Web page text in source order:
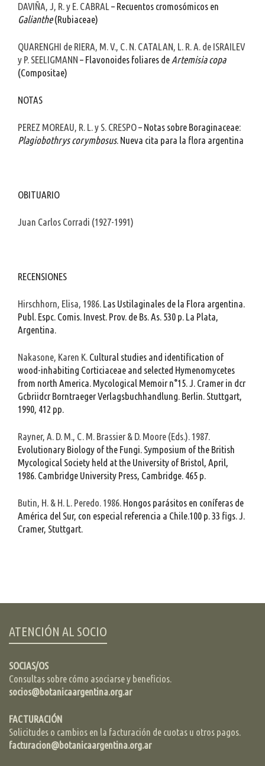
DAVIÑA, J, R. y E. CABRAL – Recuentos cromosómicos en
Galianthe(Rubiaceae)
QUARENGHI de RIERA, M. V., C. N. CATALAN, L. R. A. de ISRAILEV
y P. SEELIGMANN – Flavonoides foliares de Artemisia copa
(Compositae)
NOTAS
PEREZ MOREAU, R. L. y S. CRESPO– Notas sobre Boraginaceae:
Plagiobothrys corymbosus. Nueva cita para la flora argentina
OBITUARIO
Juan Carlos Corradi (1927-1991)
RECENSIONES
Hirschhorn, Elisa, 1986. Las Ustilaginales de la Flora argentina.
Publ. Espc. Comis. Invest. Prov. de Bs. As. 530 p. La Plata,
Argentina.
Nakasone, Karen K. Cultural studies and identification of
wood-inhabiting Corticiaceae and selected Hymenomycetes
from north America. Mycological Memoir n°15. J. Cramer in dcr
Gcbriidcr Borntraeger Verlagsbuchhandlung. Berlin. Stuttgart,
1990, 412 pp.
Rayner, A. D. M., C. M. Brassier & D. Moore (Eds.). 1987.
Evolutionary Biology of the Fungi. Symposium of the British
Mycological Society held at the University of Bristol, April,
1986. Cambridge University Press, Cambridge. 465 p.
Butin, H. & H. L. Peredo. 1986. Hongos parásitos en coníferas de
América del Sur, con especial referencia a Chile.100 p. 33 figs. J.
Cramer, Stuttgart.
ATENCIÓN AL SOCIO
SOCIAS/OS
Consultas sobre cómo asociarse y beneficios.
socios@botanicaargentina.org.ar
FACTURACIÓN
Solicitudes o cambios en la facturación de cuotas u otros pagos.
facturacion@botanicaargentina.org.ar